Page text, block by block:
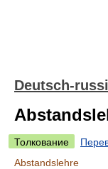
Deutsch-
Толкование
Abstandslehre